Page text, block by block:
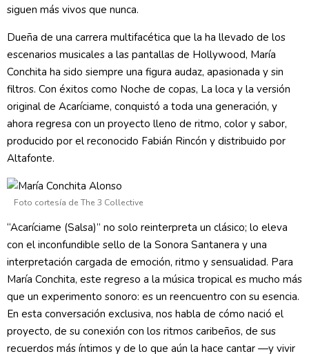
siguen más vivos que nunca.
Dueña de una carrera multifacética que la ha llevado de los
escenarios musicales a las pantallas de Hollywood, María
Conchita ha sido siempre una figura audaz, apasionada y sin
filtros. Con éxitos como Noche de copas, La loca y la versión
original de Acaríciame, conquistó a toda una generación, y
ahora regresa con un proyecto lleno de ritmo, color y sabor,
producido por el reconocido Fabián Rincón y distribuido por
Altafonte.
Foto cortesía de The 3 Collective
“Acaríciame (Salsa)” no solo reinterpreta un clásico; lo eleva
con el inconfundible sello de la Sonora Santanera y una
interpretación cargada de emoción, ritmo y sensualidad. Para
María Conchita, este regreso a la música tropical es mucho más
que un experimento sonoro: es un reencuentro con su esencia.
En esta conversación exclusiva, nos habla de cómo nació el
proyecto, de su conexión con los ritmos caribeños, de sus
recuerdos más íntimos y de lo que aún la hace cantar —y vivir